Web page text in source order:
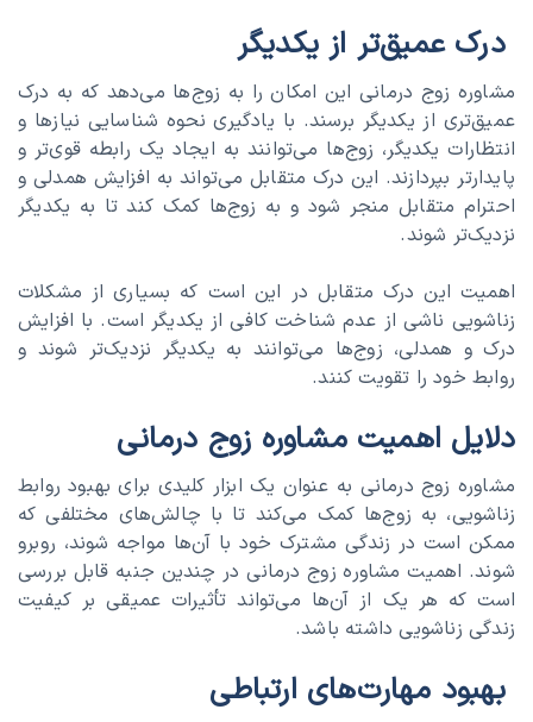
درک عمیق‌تر از یکدیگر
مشاوره زوج درمانی این امکان را به زوج‌ها می‌دهد که به درک
عمیق‌تری از یکدیگر برسند. با یادگیری نحوه شناسایی نیازها و
انتظارات یکدیگر، زوج‌ها می‌توانند به ایجاد یک رابطه قوی‌تر و
پایدارتر بپردازند. این درک متقابل می‌تواند به افزایش همدلی و
احترام متقابل منجر شود و به زوج‌ها کمک کند تا به یکدیگر
نزدیک‌تر شوند.
اهمیت این درک متقابل در این است که بسیاری از مشکلات
زناشویی ناشی از عدم شناخت کافی از یکدیگر است. با افزایش
درک و همدلی، زوج‌ها می‌توانند به یکدیگر نزدیک‌تر شوند و
روابط خود را تقویت کنند.
دلایل اهمیت مشاوره زوج درمانی
مشاوره زوج درمانی به عنوان یک ابزار کلیدی برای بهبود روابط
زناشویی، به زوج‌ها کمک می‌کند تا با چالش‌های مختلفی که
ممکن است در زندگی مشترک خود با آن‌ها مواجه شوند، روبرو
شوند. اهمیت مشاوره زوج درمانی در چندین جنبه قابل بررسی
است که هر یک از آن‌ها می‌تواند تأثیرات عمیقی بر کیفیت
زندگی زناشویی داشته باشد.
بهبود مهارت‌های ارتباطی